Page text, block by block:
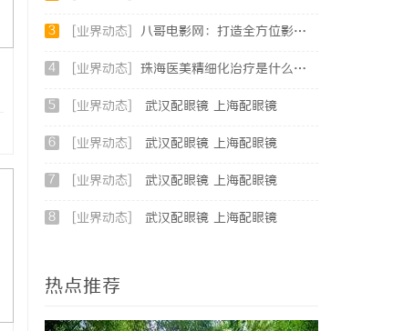
3 [业界动态] 八哥电影网：打造全方位影视娱乐新体验的平台解析
4 [业界动态] 珠海医美精细化治疗是什么？珠海专业医美机构筛选标准科普
5 [业界动态] 武汉配眼镜 上海配眼镜
6 [业界动态] 武汉配眼镜 上海配眼镜
7 [业界动态] 武汉配眼镜 上海配眼镜
8 [业界动态] 武汉配眼镜 上海配眼镜
热点推荐